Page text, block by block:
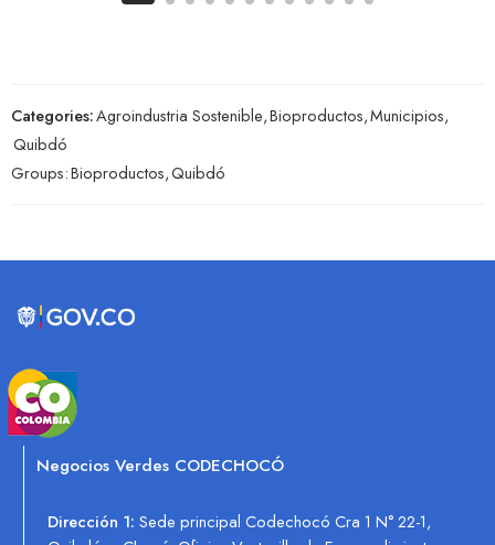
Categories:Agroindustria Sostenible,Bioproductos,Municipios,
Quibdó
Groups:Bioproductos,Quibdó
Negocios Verdes CODECHOCÓ
Dirección 1: Sede principal Codechocó Cra 1 N° 22-1,